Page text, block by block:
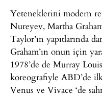
Yeteneklerini modern
Nureyev, Martha
Taylor’ın yapıtlarında
Graham’ın onun için
1978’de de Murray
koreografiyle ABD’de
Venus ve Vivace ‘de